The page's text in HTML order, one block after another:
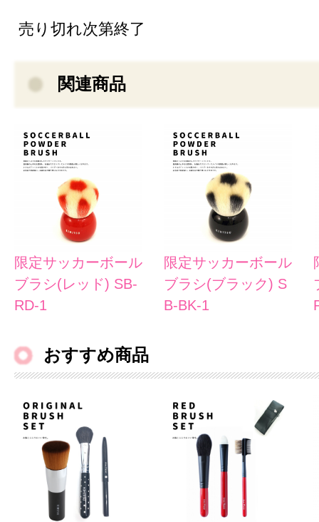
売り切れ次第終了
関連商品
限定サッカーボール
ブラシ(レッド) SB-
RD-1
限定サッカーボール
ブラシ(ブラック) S
B-BK-1
おすすめ商品